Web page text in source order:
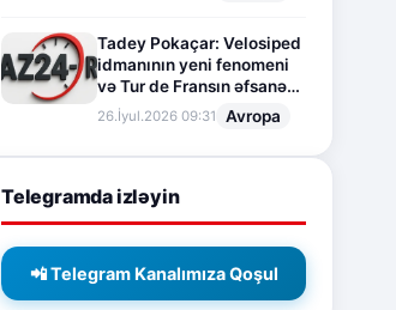
Tadey Pokaçar: Velosiped
idmanının yeni fenomeni
və Tur de Fransın əfsanəvi
səhifəsi
26.İyul.2026 09:31 Avropa
Telegramda izləyin
📲 Telegram Kanalımıza Qoşul